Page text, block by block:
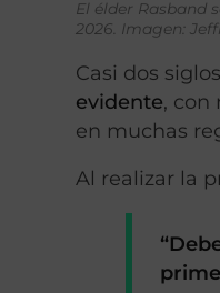
El élder Rasband
2026. Imagen:
Casi dos
evidente, con
en muchas
Al realizar la